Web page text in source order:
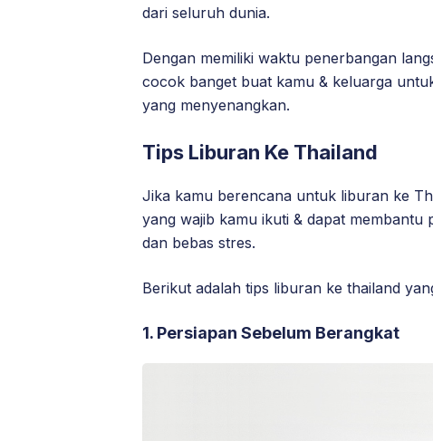
dari seluruh dunia.
Dengan memiliki waktu penerbangan
cocok banget buat kamu & keluarga
yang menyenangkan.
Tips Liburan Ke Thailand
Jika kamu berencana untuk liburan ke
yang wajib kamu ikuti & dapat
dan bebas stres.
Berikut adalah tips liburan ke thailand
1. Persiapan Sebelum Berangkat